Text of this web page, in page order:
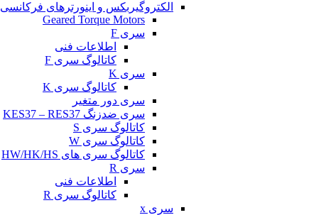
الکتروگیربکس و اینورترهای فرکانسی
Geared Torque Motors
سری F
اطلاعات فنی
کاتالوگ سری F
سری K
کاتالوگ سری K
سری دور متغیر
سری ضدزنگ KES37 – RES37
کاتالوگ سری S
کاتالوگ سری W
کاتالوگ سری های HW/HK/HS
سری R
اطلاعات فنی
کاتالوگ سری R
سری x